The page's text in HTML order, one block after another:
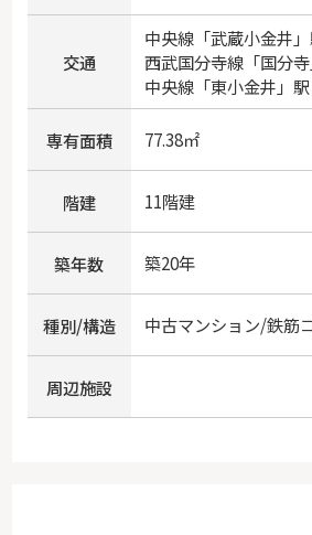
交通
中央線「武蔵小金井
西武国分寺線「国分寺
中央線「東小金井 」
専有面積 77.38㎡
階建 11階建
築年数 築20年
種別/構造 中古マンション/鉄筋
周辺施設